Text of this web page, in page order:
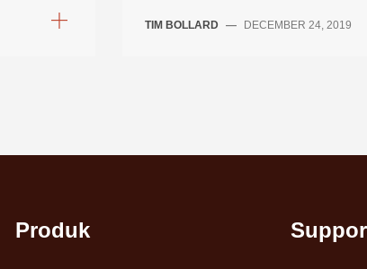
TIM BOLLARD — DECEMBER 24, 2019
Produk